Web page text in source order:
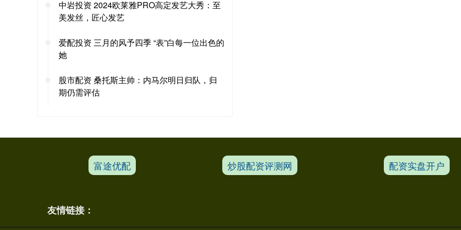
中岩投资 2024欧莱雅PRO高定发艺大秀：至
美发丝，匠心发艺
爱配投资 三月的风予四季 “表”白每一位出色的
她
股市配资 桑托斯主帅：内马尔明日归队，归
期仍需评估
富途优配 炒股配资评测网 配资实盘开户
友情链接：